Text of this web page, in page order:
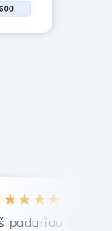
Su ypatinga
teisingą